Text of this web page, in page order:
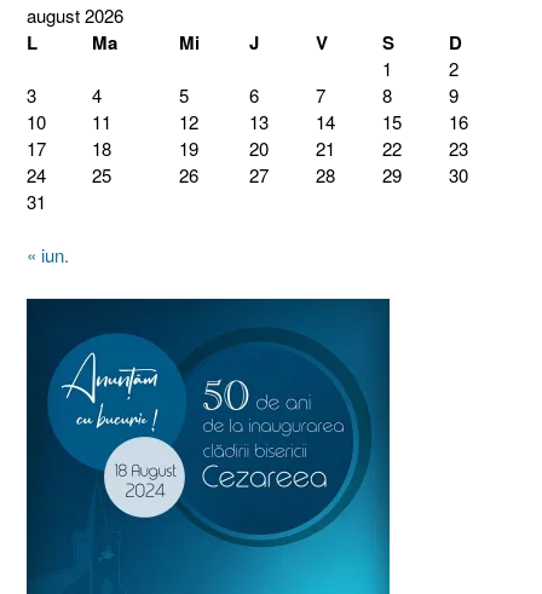
august 2026
L Ma Mi J V S D
1
2
3
4 5 6 7 8
9
10
11 12 13 14 15
16
17
18 19 20 21 22
23
24
25 26 27 28 29
30
31
« iun.